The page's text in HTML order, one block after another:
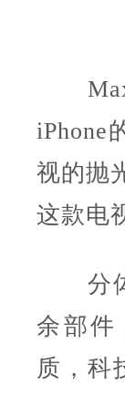
iPhone
视的抛
这款电
分体
余部件
质，科